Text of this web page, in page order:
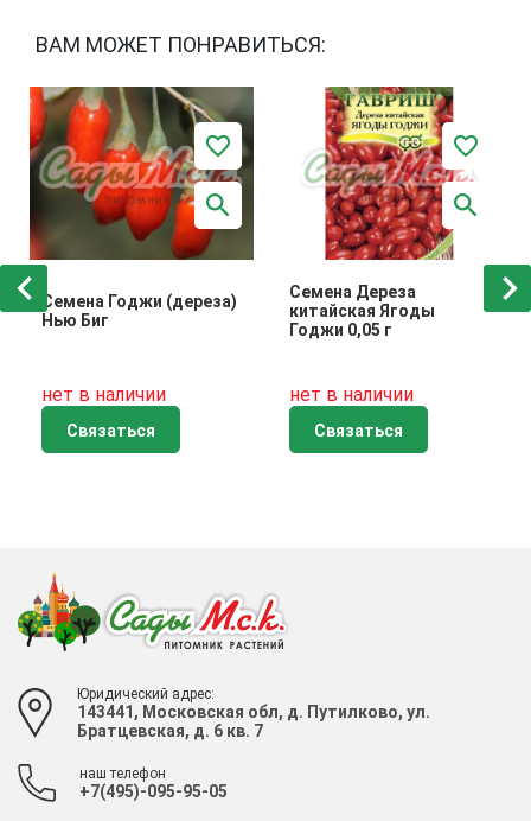
ВАМ МОЖЕТ ПОНРАВИТЬСЯ:
Семена Годжи (дереза)
Нью Биг
нет в наличии
Связаться
Семена Дереза
китайская Ягоды
Годжи 0,05 г
нет в наличии
Связаться
Юридический адрес:
143441, Московская обл, д. Путилково, ул.
Братцевская, д. 6 кв. 7
наш телефон
+7(495)-095-95-05